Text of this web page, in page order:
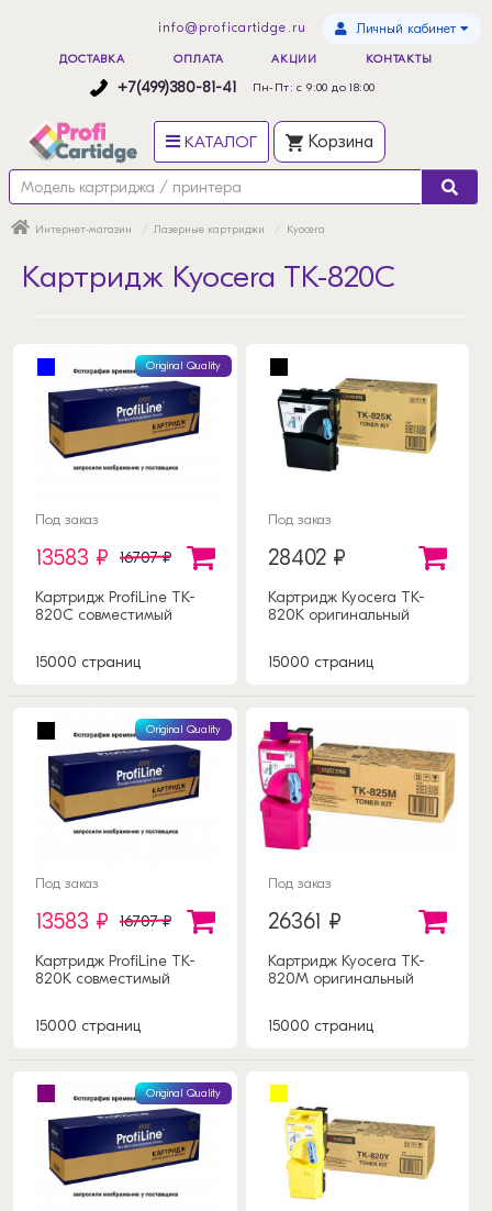
info@proficartidge.ru Личный кабинет
ДОСТАВКА ОПЛАТА АКЦИИ КОНТАКТЫ
+7(499)380-81-41 Пн-Пт: с 9:00 до 18:00
КАТАЛОГ Корзина
Интернет-магазин Лазерные картриджи Kyocera
Картридж Kyocera TK-820C
Original Quality
Под заказ
13583 ₽ 16707 ₽
Картридж ProfiLine TK-
820C совместимый
15000 страниц
Под заказ
28402 ₽
Картридж Kyocera TK-
820K оригинальный
15000 страниц
Original Quality
Под заказ
13583 ₽ 16707 ₽
Картридж ProfiLine TK-
820K совместимый
15000 страниц
Под заказ
26361 ₽
Картридж Kyocera TK-
820M оригинальный
15000 страниц
Original Quality